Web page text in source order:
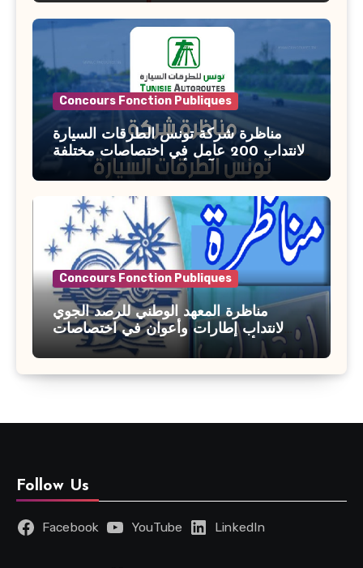
Concours Fonction Publiques
مناظرة شركة تونس الطرقات السيارة
لانتداب 200 عامل في اختصاصات مختلفة
آخر أجل : 21 جويلية 2026
Concours Fonction Publiques
مناظرة المعهد الوطني للرصد الجوي
لانتداب إطارات وأعوان في اختصاصات
مختلفة : أخر اجل للترشح 27 جويلية 2026
Follow Us
Facebook YouTube LinkedIn